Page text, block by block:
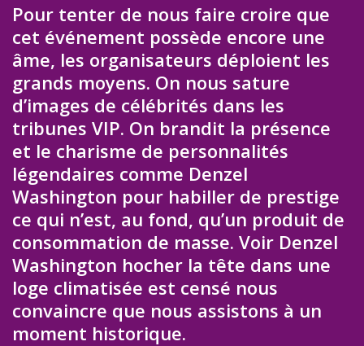
Pour tenter de nous faire croire que
cet événement possède encore une
âme, les organisateurs déploient les
grands moyens. On nous sature
d’images de célébrités dans les
tribunes VIP. On brandit la présence
et le charisme de personnalités
légendaires comme Denzel
Washington pour habiller de prestige
ce qui n’est, au fond, qu’un produit de
consommation de masse. Voir Denzel
Washington hocher la tête dans une
loge climatisée est censé nous
convaincre que nous assistons à un
moment historique.